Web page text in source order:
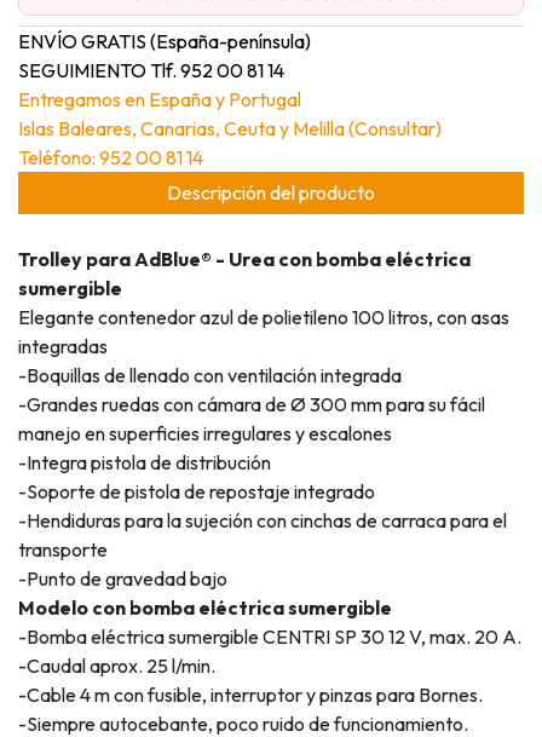
ENVÍO GRATIS (España-península)
SEGUIMIENTO Tlf. 952 00 81 14
Entregamos en España y Portugal
Islas Baleares, Canarias, Ceuta y Melilla (Consultar)
Teléfono: 952 00 81 14
Descripción del producto
Trolley para AdBlue® - Urea con bomba eléctrica
sumergible
Elegante contenedor azul de polietileno 100 litros, con asas
integradas
-Boquillas de llenado con ventilación integrada
-Grandes ruedas con cámara de Ø 300 mm para su fácil
manejo en superficies irregulares y escalones
-Integra pistola de distribución
-Soporte de pistola de repostaje integrado
-Hendiduras para la sujeción con cinchas de carraca para el
transporte
-Punto de gravedad bajo
Modelo con bomba eléctrica sumergible
-Bomba eléctrica sumergible CENTRI SP 30 12 V, max. 20 A.
-Caudal aprox. 25 l/min.
-Cable 4 m con fusible, interruptor y pinzas para Bornes.
-Siempre autocebante, poco ruido de funcionamiento.